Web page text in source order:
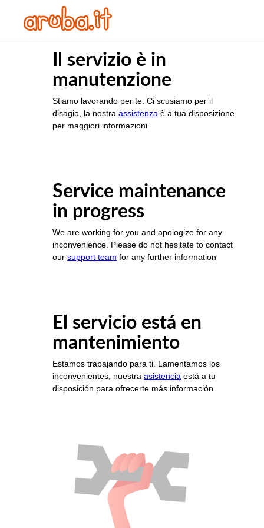
Il servizio è in
manutenzione
Stiamo lavorando per te. Ci scusiamo per il
disagio, la nostra assistenza è a tua disposizione
per maggiori informazioni
Service maintenance
in progress
We are working for you and apologize for any
inconvenience. Please do not hesitate to contact
our support team for any further information
El servicio está en
mantenimiento
Estamos trabajando para ti. Lamentamos los
inconvenientes, nuestra asistencia está a tu
disposición para ofrecerte más información